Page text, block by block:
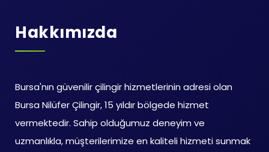
Hakkımızda
Bursa'nın güvenilir çilingir hizmetlerinin adresi olan
Bursa Nilüfer Çilingir, 15 yıldır bölgede hizmet
vermektedir. Sahip olduğumuz deneyim ve
uzmanlıkla, müşterilerimize en kaliteli hizmeti sunmak